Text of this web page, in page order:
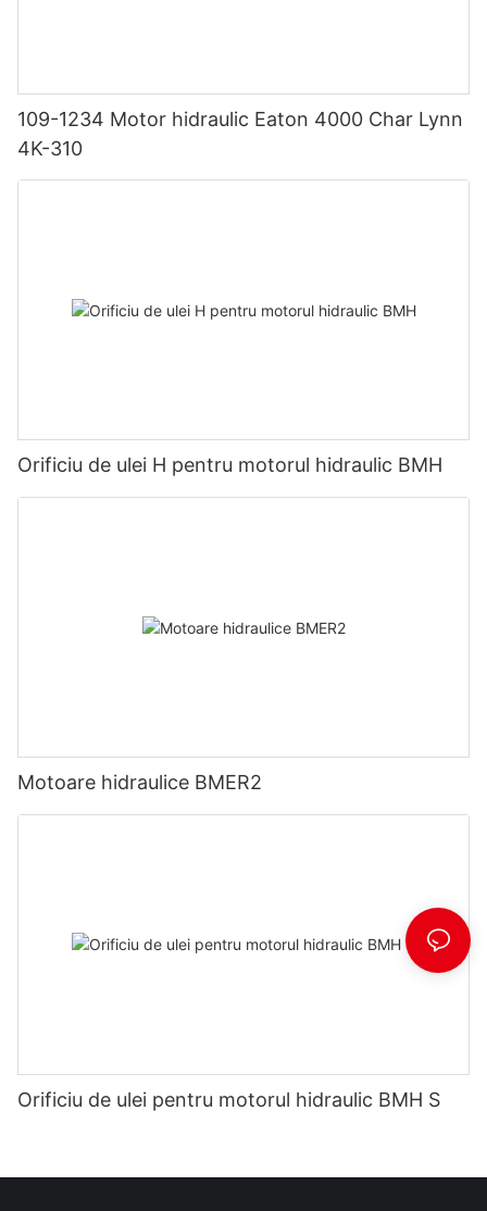
109-1234 Motor hidraulic Eaton 4000 Char Lynn
4K-310
Orificiu de ulei H pentru motorul hidraulic BMH
Motoare hidraulice BMER2
Orificiu de ulei pentru motorul hidraulic BMH S